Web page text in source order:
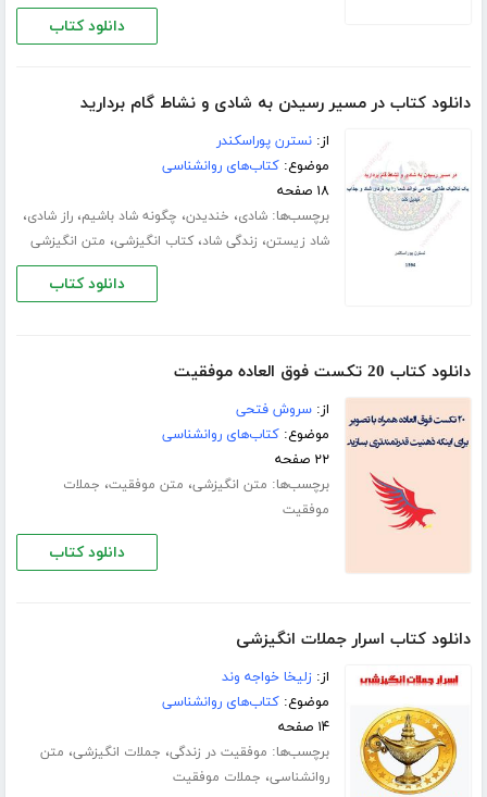
دانلود کتاب
دانلود کتاب در مسیر رسیدن به شادی و نشاط گام بردارید
از:نسترن پوراسکندر
موضوع:کتاب‌های روانشناسی
۱۸ صفحه
برچسب‌ها:شادی، خندیدن، چگونه شاد باشیم،راز شادی،
شاد زیستن، زندگی شاد،کتاب انگیزشی، متن انگیزشی
دانلود کتاب
دانلود کتاب 20 تکست فوق العاده موفقیت
از:سروش فتحی
موضوع:کتاب‌های روانشناسی
۲۲ صفحه
برچسب‌ها: متن انگیزشی، متن موفقیت، جملات
موفقیت
دانلود کتاب
دانلود کتاب اسرار جملات انگیزشی
از:زلیخا خواجه وند
موضوع:کتاب‌های روانشناسی
۱۴ صفحه
برچسب‌ها: موفقیت در زندگی، جملات انگیزشی، متن
روانشناسی، جملات موفقیت